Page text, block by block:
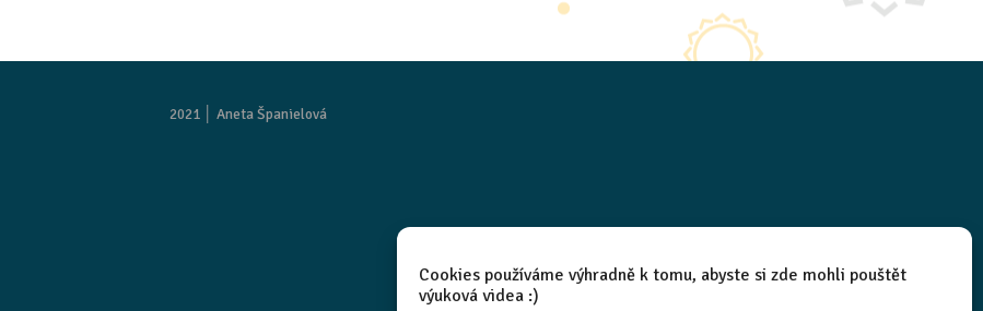
Cookies používáme výhradně k tomu, abyste si zde mohli pouštět
výuková videa :)
2021 │ Aneta Španielová